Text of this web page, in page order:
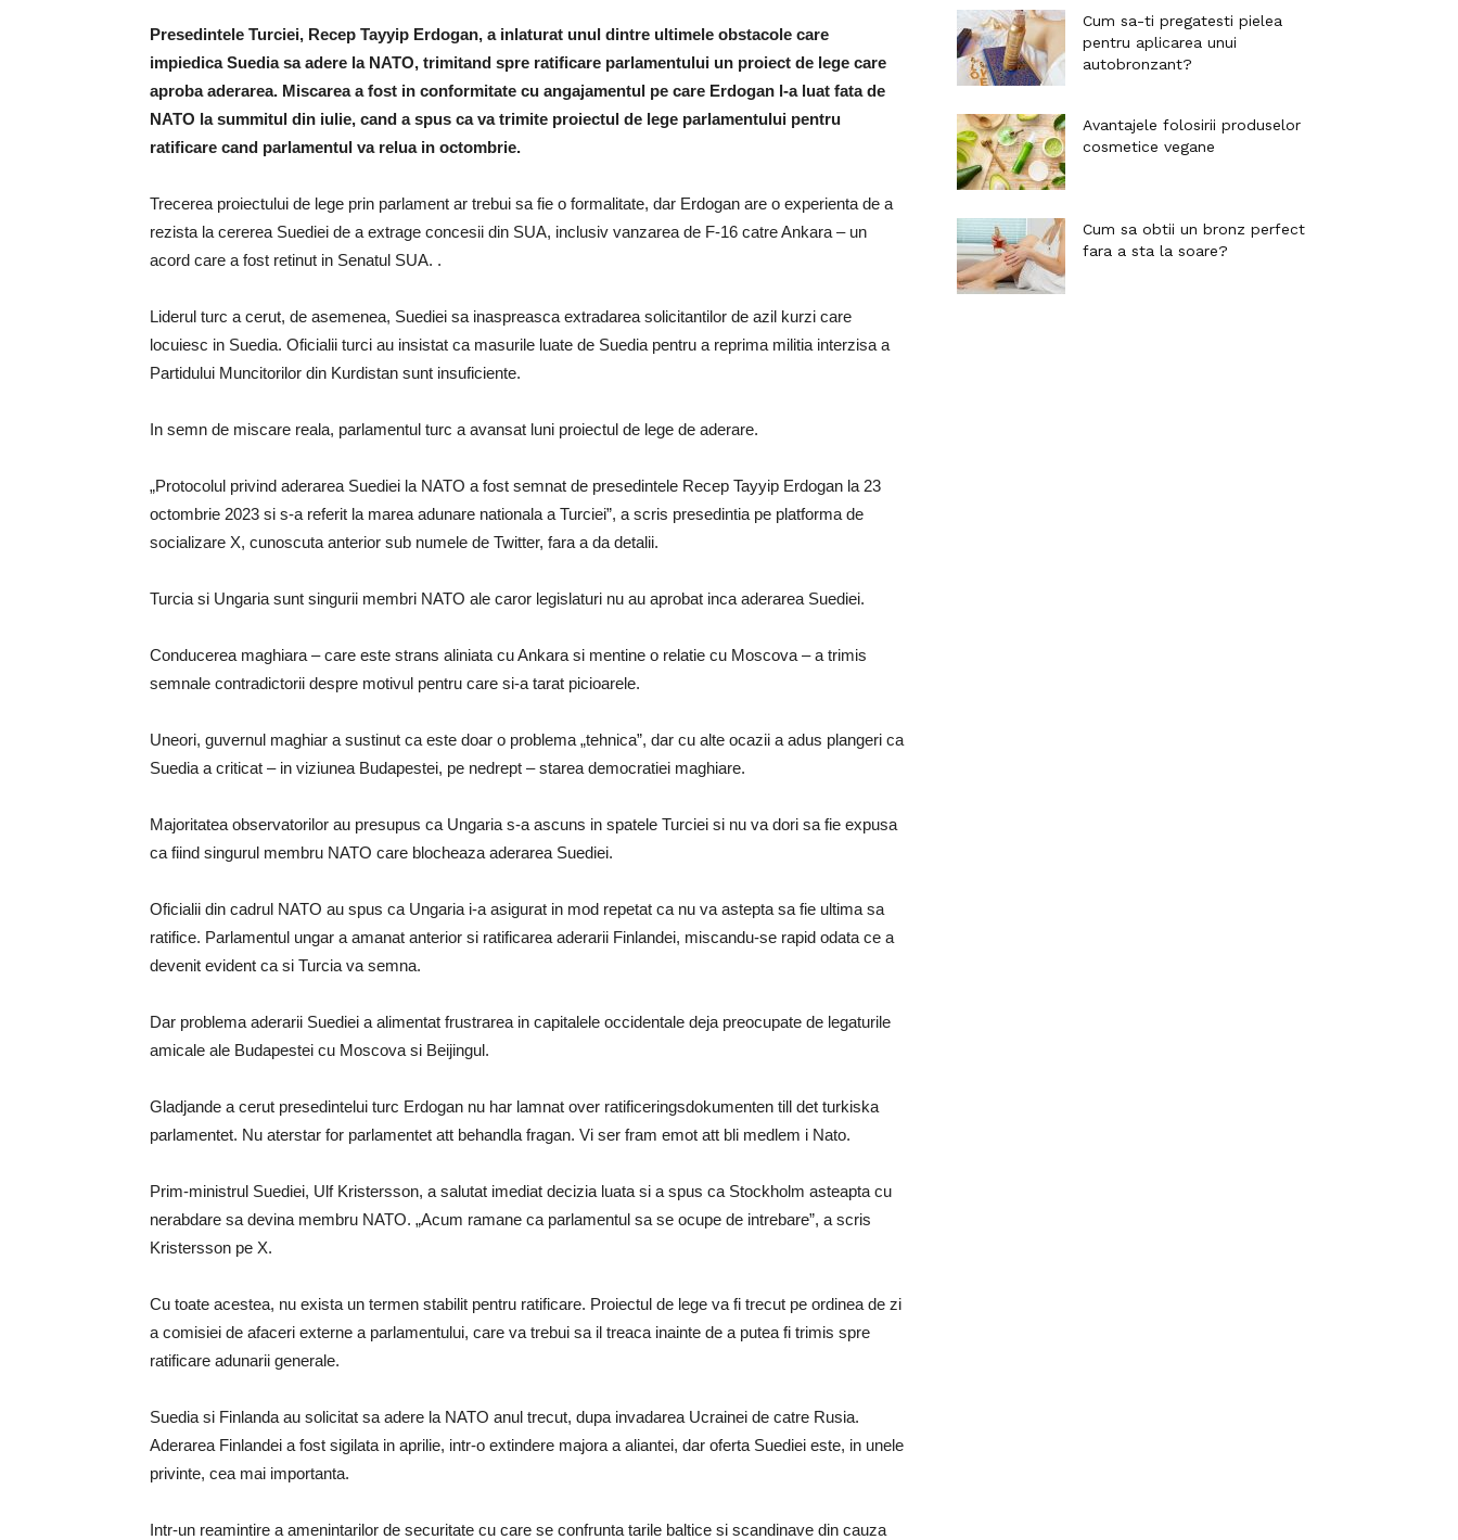
Presedintele Turciei, Recep Tayyip Erdogan, a inlaturat unul dintre ultimele obstacole care
impiedica Suedia sa adere la NATO, trimitand spre ratificare parlamentului un proiect de lege care
aproba aderarea. Miscarea a fost in conformitate cu angajamentul pe care Erdogan l-a luat fata de
NATO la summitul din iulie, cand a spus ca va trimite proiectul de lege parlamentului pentru
ratificare cand parlamentul va relua in octombrie.
Trecerea proiectului de lege prin parlament ar trebui sa fie o formalitate, dar Erdogan are o experienta de a
rezista la cererea Suediei de a extrage concesii din SUA, inclusiv vanzarea de F-16 catre Ankara – un
acord care a fost retinut in Senatul SUA. .
Liderul turc a cerut, de asemenea, Suediei sa inaspreasca extradarea solicitantilor de azil kurzi care
locuiesc in Suedia. Oficialii turci au insistat ca masurile luate de Suedia pentru a reprima militia interzisa a
Partidului Muncitorilor din Kurdistan sunt insuficiente.
In semn de miscare reala, parlamentul turc a avansat luni proiectul de lege de aderare.
„Protocolul privind aderarea Suediei la NATO a fost semnat de presedintele Recep Tayyip Erdogan la 23
octombrie 2023 si s-a referit la marea adunare nationala a Turciei”, a scris presedintia pe platforma de
socializare X, cunoscuta anterior sub numele de Twitter, fara a da detalii.
Turcia si Ungaria sunt singurii membri NATO ale caror legislaturi nu au aprobat inca aderarea Suediei.
Conducerea maghiara – care este strans aliniata cu Ankara si mentine o relatie cu Moscova – a trimis
semnale contradictorii despre motivul pentru care si-a tarat picioarele.
Uneori, guvernul maghiar a sustinut ca este doar o problema „tehnica”, dar cu alte ocazii a adus plangeri ca
Suedia a criticat – in viziunea Budapestei, pe nedrept – starea democratiei maghiare.
Majoritatea observatorilor au presupus ca Ungaria s-a ascuns in spatele Turciei si nu va dori sa fie expusa
ca fiind singurul membru NATO care blocheaza aderarea Suediei.
Oficialii din cadrul NATO au spus ca Ungaria i-a asigurat in mod repetat ca nu va astepta sa fie ultima sa
ratifice. Parlamentul ungar a amanat anterior si ratificarea aderarii Finlandei, miscandu-se rapid odata ce a
devenit evident ca si Turcia va semna.
Dar problema aderarii Suediei a alimentat frustrarea in capitalele occidentale deja preocupate de legaturile
amicale ale Budapestei cu Moscova si Beijingul.
Gladjande a cerut presedintelui turc Erdogan nu har lamnat over ratificeringsdokumenten till det turkiska
parlamentet. Nu aterstar for parlamentet att behandla fragan. Vi ser fram emot att bli medlem i Nato.
Prim-ministrul Suediei, Ulf Kristersson, a salutat imediat decizia luata si a spus ca Stockholm asteapta cu
nerabdare sa devina membru NATO. „Acum ramane ca parlamentul sa se ocupe de intrebare”, a scris
Kristersson pe X.
Cu toate acestea, nu exista un termen stabilit pentru ratificare. Proiectul de lege va fi trecut pe ordinea de zi
a comisiei de afaceri externe a parlamentului, care va trebui sa il treaca inainte de a putea fi trimis spre
ratificare adunarii generale.
Suedia si Finlanda au solicitat sa adere la NATO anul trecut, dupa invadarea Ucrainei de catre Rusia.
Aderarea Finlandei a fost sigilata in aprilie, intr-o extindere majora a aliantei, dar oferta Suediei este, in unele
privinte, cea mai importanta.
Intr-un reamintire a amenintarilor de securitate cu care se confrunta tarile baltice si scandinave din cauza
Cum sa-ti pregatesti pielea
pentru aplicarea unui
autobronzant?
Avantajele folosirii produselor
cosmetice vegane
Cum sa obtii un bronz perfect
fara a sta la soare?